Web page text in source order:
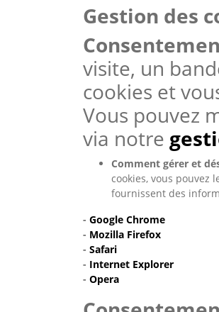
Gestion des
visite, un
cookies et
Vous pouvez
via notre
Comment gérer et
cookies, vous pouvez
fournissent des
- Google Chrome
- Mozilla Firefox
- Safari
- Internet Explorer
- Opera